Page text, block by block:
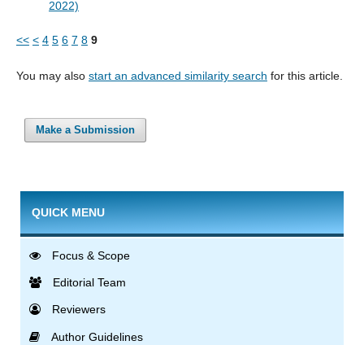
2022)
<< < 4 5 6 7 8 9
You may also start an advanced similarity search for this article.
Make a Submission
QUICK MENU
Focus & Scope
Editorial Team
Reviewers
Author Guidelines